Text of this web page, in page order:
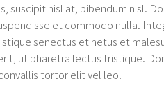
nisl at, bibendum nisl.
et commodo nulla.
senectus et netus et
ut pharetra lectus tristique.
tortor elit vel leo.